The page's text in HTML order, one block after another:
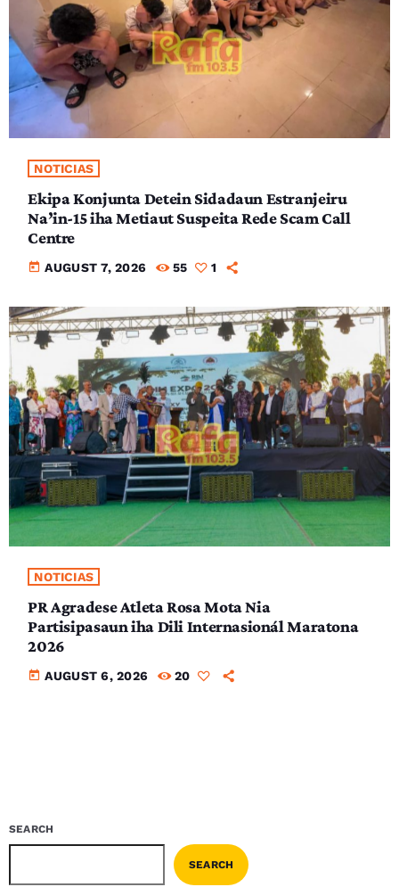
NOTICIAS
Ekipa Konjunta Detein Sidadaun Estranjeiru
Na’in-15 iha Metiaut Suspeita Rede Scam Call
Centre
today AUGUST 7, 2026 55 1
NOTICIAS
PR Agradese Atleta Rosa Mota Nia
Partisipasaun iha Dili Internasionál Maratona
2026
today AUGUST 6, 2026 20
SEARCH
SEARCH